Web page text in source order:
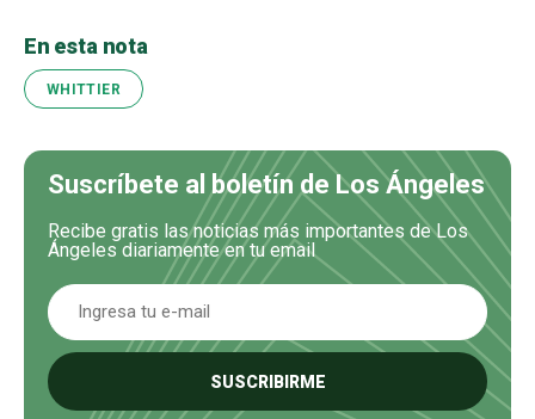
En esta nota
WHITTIER
Suscríbete al boletín de Los Ángeles
Recibe gratis las noticias más importantes de Los
Ángeles diariamente en tu email
SUSCRIBIRME